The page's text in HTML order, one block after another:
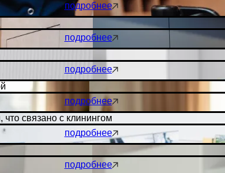
подробнее
подробнее
подробнее
подробнее
связано с клинингом
подробнее
подробнее